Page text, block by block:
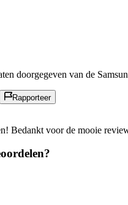
doorgegeven van de
Rapporteer
Bedankt voor de mooie